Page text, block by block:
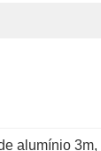
alumínio 3m,